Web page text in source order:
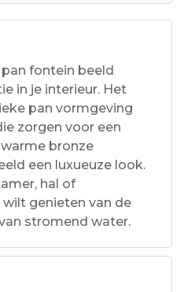
fontein beeld
in je interieur. Het
pan vormgeving
zorgen voor een
bronze
een luxueuze look.
hal of
genieten van de
stromend water.